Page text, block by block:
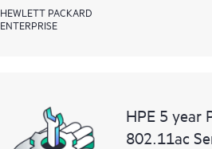
HEWLETT PACKARD
ENTERPRISE
HPE 5 year
802.11ac